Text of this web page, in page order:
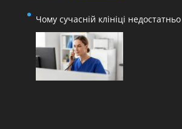
Чому сучасній клініці
запису